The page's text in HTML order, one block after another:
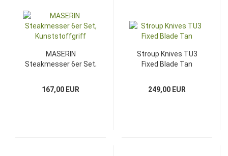
MASERIN
Steakmesser 6er Set,
167,00 EUR
Stroup Knives TU3
Fixed Blade Tan
249,00 EUR